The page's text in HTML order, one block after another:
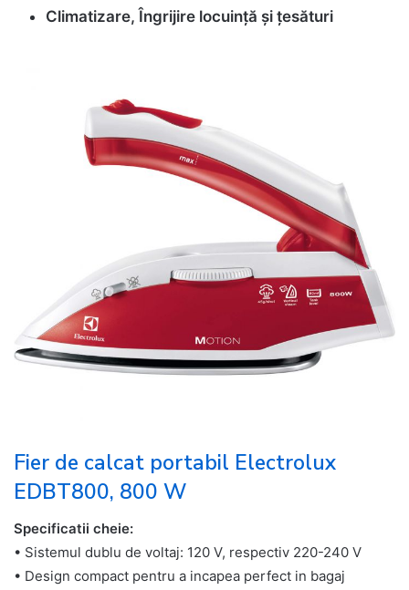
Climatizare, Îngrijire locuință și țesături
Fier de calcat portabil Electrolux
EDBT800, 800 W
Specificatii cheie:
• Sistemul dublu de voltaj: 120 V, respectiv 220-240 V
• Design compact pentru a incapea perfect in bagaj